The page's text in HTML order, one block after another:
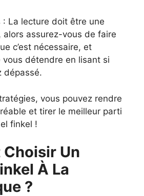
La lecture doit être une
alors assurez-vous de faire
c’est nécessaire, et
vous détendre en lisant si
dépassé.
vous pouvez rendre
et tirer le meilleur parti
finkel !
Un
À La
?